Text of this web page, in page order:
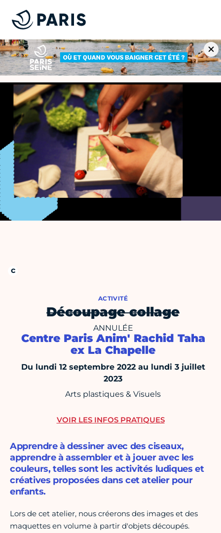
ACTIVITÉ
Découpage collage
ANNULÉE
Centre Paris Anim' Rachid Taha
ex La Chapelle
Du lundi 12 septembre 2022 au lundi 3 juillet
2023
Arts plastiques & Visuels
Apprendre à dessiner avec des ciseaux,
apprendre à assembler et à jouer avec les
couleurs, telles sont les activités ludiques et
créatives proposées dans cet atelier pour
enfants.
Lors de cet atelier, nous créerons des images et des
maquettes en volume à partir d'objets découpés.
VOIR LES INFOS PRATIQUES